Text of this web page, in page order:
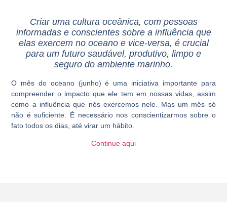
Criar uma cultura oceânica, com pessoas
informadas e conscientes sobre a influência que
elas exercem no oceano e vice-versa, é crucial
para um futuro saudável, produtivo, limpo e
seguro do ambiente marinho.
O mês do oceano (junho) é uma iniciativa importante para
compreender o impacto que ele tem em nossas vidas, assim
como a influência que nós exercemos nele. Mas um mês só
não é suficiente. É necessário nos conscientizarmos sobre o
fato todos os dias, até virar um hábito.
Continue aqui